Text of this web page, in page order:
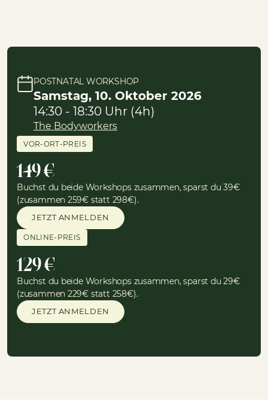
POSTNATAL WORKSHOP
Samstag, 10. Oktober 2026
14:30 - 18:30 Uhr (4h)
The Bodyworkers
VOR-ORT-PREIS
149 €
Buchst du beide Workshops zusammen, sparst du 39€
(zusammen 259€ statt 298€).
JETZT ANMELDEN
ONLINE-PREIS
129 €
Buchst du beide Workshops zusammen, sparst du 29€
(zusammen 229€ statt 258€).
JETZT ANMELDEN